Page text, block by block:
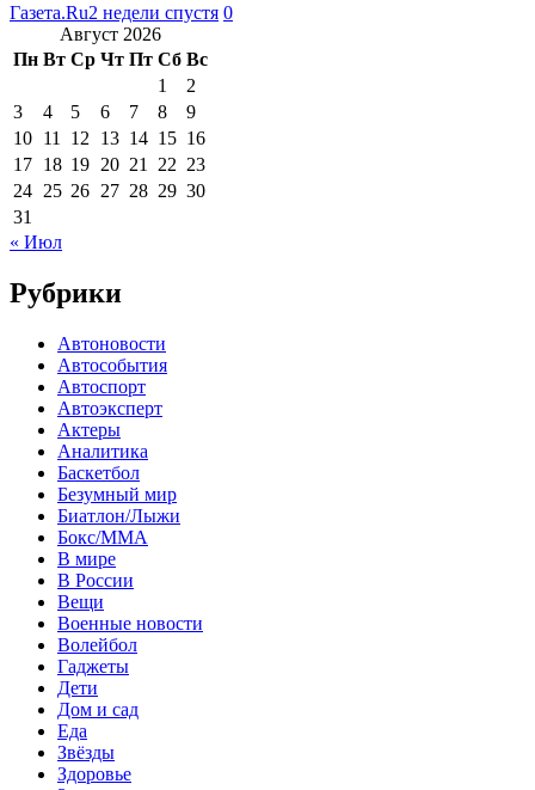
Газета.Ru2 недели спустя 0
Август 2026
Пн Вт Ср Чт Пт Сб Вс
1
2
3
4 5 6 7 8
9
10 11 12 13 14 15 16
17 18 19 20 21 22 23
24 25 26 27 28 29 30
31
« Июл
Рубрики
Автоновости
Автособытия
Автоспорт
Автоэксперт
Актеры
Аналитика
Баскетбол
Безумный мир
Биатлон/Лыжи
Бокс/MMA
В мире
В России
Вещи
Военные новости
Волейбол
Гаджеты
Дети
Дом и сад
Еда
Звёзды
Здоровье